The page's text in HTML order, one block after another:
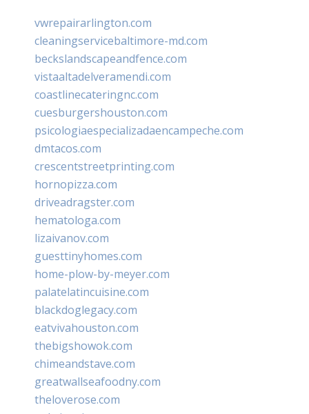
vwrepairarlington.com
cleaningservicebaltimore-md.com
beckslandscapeandfence.com
vistaaltadelveramendi.com
coastlinecateringnc.com
cuesburgershouston.com
psicologiaespecializadaencampeche.com
dmtacos.com
crescentstreetprinting.com
hornopizza.com
driveadragster.com
hematologa.com
lizaivanov.com
guesttinyhomes.com
home-plow-by-meyer.com
palatelatincuisine.com
blackdoglegacy.com
eatvivahouston.com
thebigshowok.com
chimeandstave.com
greatwallseafoodny.com
theloverose.com